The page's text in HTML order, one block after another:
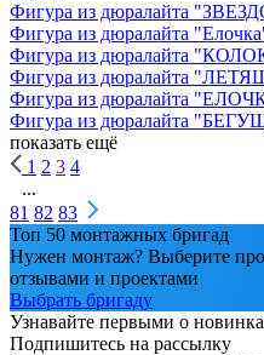
Фигура из дюралайта
Фигура из дюралайта
Фигура из дюралайта
Фигура из дюралайта
Фигура из дюралайта
Фигура из дюралайта
показать ещё
1 2 3 4
...
81 82 83
Топ 50 монтажных бригад
Нужен монтаж? Выберите
отзывами и проектами
Выбрать бригаду
Узнавайте первыми о
Подпишитесь на рассылку